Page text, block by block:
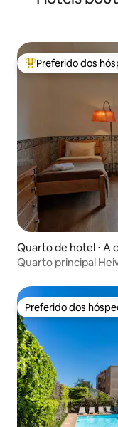
Entre os melhores
Preferido dos
Quarto de hotel ⋅ A
Quarto principal
Preferido dos
Preferido dos